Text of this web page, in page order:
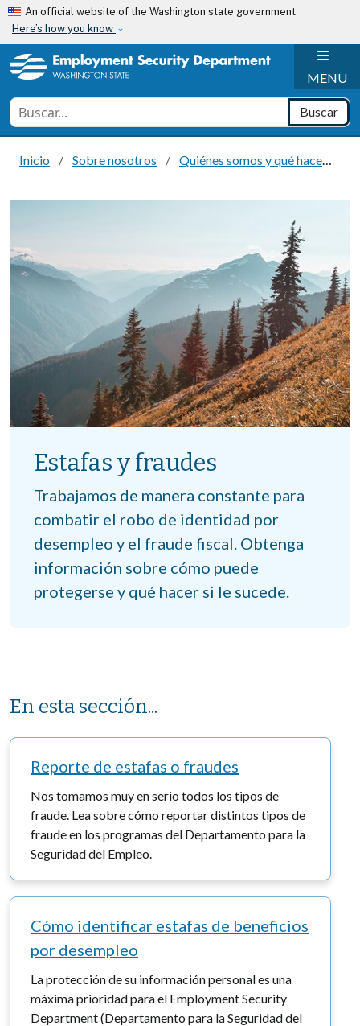
Skip to main content
An official website of the Washington state government
Here’s how you know
MENU
Conduct a search Buscar
Inicio Sobre nosotros Quiénes somos y qué hacemos
Estafas y fraudes
Trabajamos de manera constante para
combatir el robo de identidad por
desempleo y el fraude fiscal. Obtenga
información sobre cómo puede
protegerse y qué hacer si le sucede.
En esta sección...
Reporte de estafas o fraudes
Nos tomamos muy en serio todos los tipos de
fraude. Lea sobre cómo reportar distintos tipos de
fraude en los programas del Departamento para la
Seguridad del Empleo.
Cómo identificar estafas de beneficios
por desempleo
La protección de su información personal es una
máxima prioridad para el Employment Security
Department (Departamento para la Seguridad del